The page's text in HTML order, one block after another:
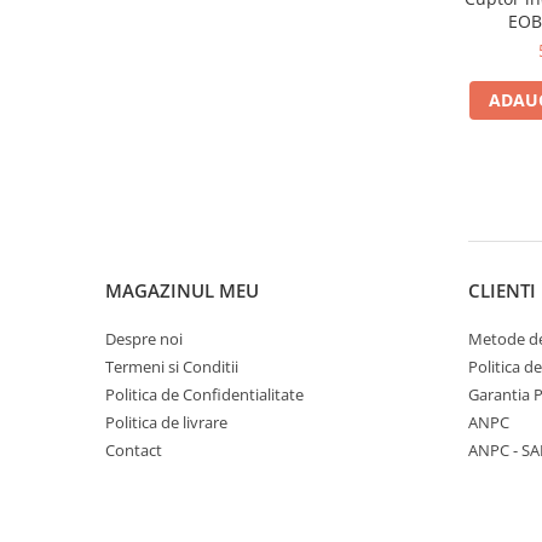
MAGAZINUL MEU
Despre noi
Termeni si Conditii
Politica de Confidentialitate
Politica de livrare
Contact
CLIENTI
Metode
Politica
Garantia
ANPC
ANPC -